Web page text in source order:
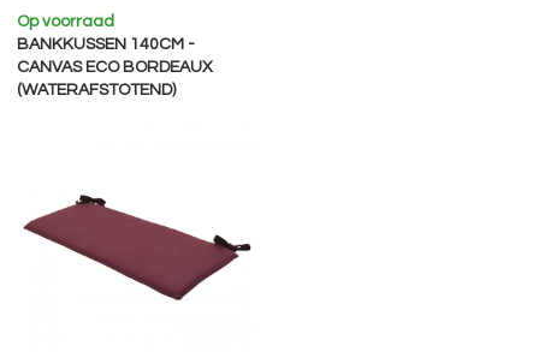
Op voorraad
BANKKUSSEN 140CM -
CANVAS ECO BORDEAUX
(WATERAFSTOTEND)